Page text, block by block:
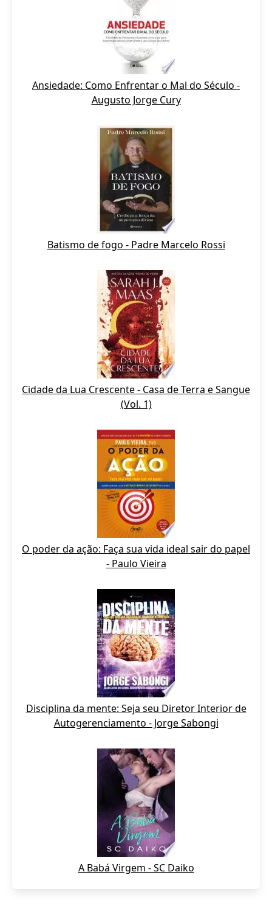
Ansiedade: Como Enfrentar o Mal do Século -
Augusto Jorge Cury
Batismo de fogo - Padre Marcelo Rossi
Cidade da Lua Crescente - Casa de Terra e Sangue
(Vol. 1)
O poder da ação: Faça sua vida ideal sair do papel
- Paulo Vieira
Disciplina da mente: Seja seu Diretor Interior de
Autogerenciamento - Jorge Sabongi
A Babá Virgem - SC Daiko